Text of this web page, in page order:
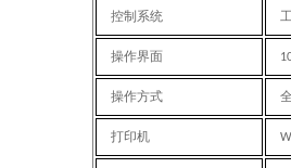
控制系统
操作界面
操作方式
打印机